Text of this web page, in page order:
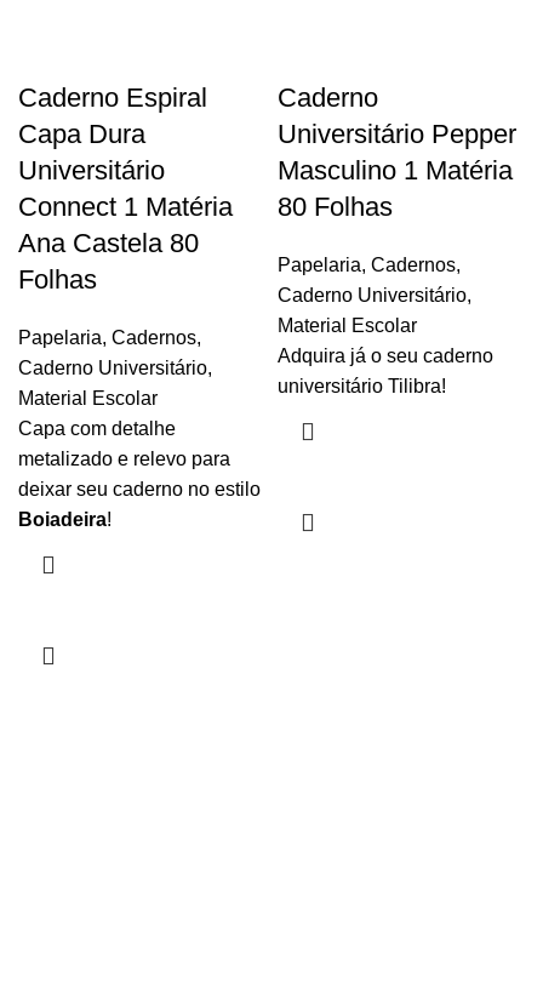
Caderno Espiral
Capa Dura
Universitário
Connect 1 Matéria
Ana Castela 80
Folhas
Papelaria, Cadernos,
Caderno Universitário,
Material Escolar
Capa com detalhe
metalizado e relevo para
deixar seu caderno no estilo
Boiadeira!
Caderno
Universitário Pepper
Masculino 1 Matéria
80 Folhas
Papelaria, Cadernos,
Caderno Universitário,
Material Escolar
Adquira já o seu caderno
universitário Tilibra!